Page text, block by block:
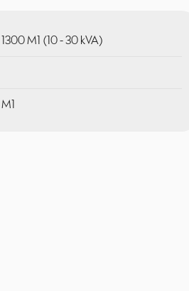
M1 (10 - 30 kVA)